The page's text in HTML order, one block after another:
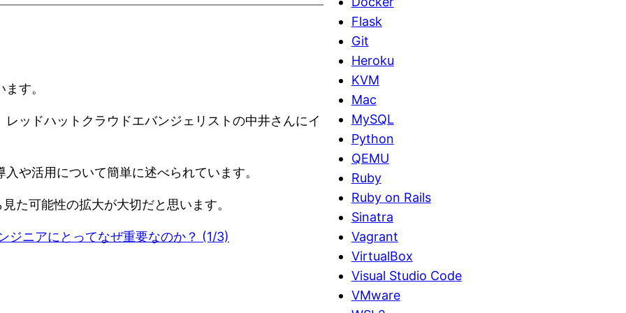
す。
ッドハットクラウドエバンジェリストの中井さんにイ
や活用について簡単に述べられています。
た可能性の拡大が大切だと思います。
ジニアにとってなぜ重要なのか？ (1/3)
Flask
Git
Heroku
KVM
Mac
MySQL
Python
QEMU
Ruby
Ruby on Rails
Sinatra
Vagrant
VirtualBox
Visual Studio Code
VMware